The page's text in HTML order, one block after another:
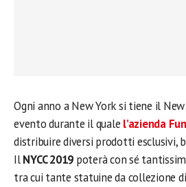
Ogni anno a New York si tiene il New
evento durante il quale l’azienda
distribuire diversi prodotti esclusivi,
IlNYCC 2019 poterà con sé
tra cui tante statuine da collezione